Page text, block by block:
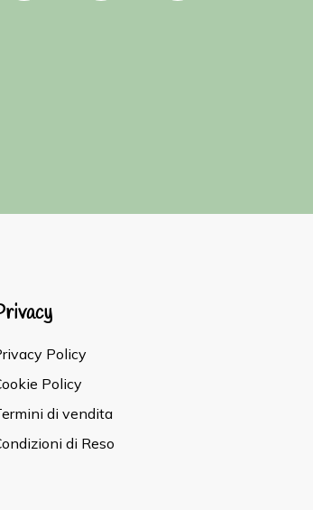
Policy
Policy
di vendita
di Reso